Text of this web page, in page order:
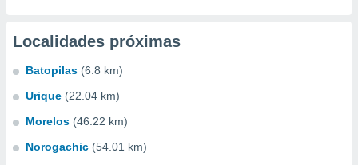
Localidades próximas
Batopilas (6.8 km)
Urique (22.04 km)
Morelos (46.22 km)
Norogachic (54.01 km)